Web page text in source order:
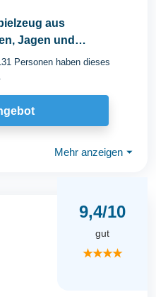
aus
Jagen und
Personen haben dieses
Mehr anzeigen ⏷
9,4/10
gut
★★★★